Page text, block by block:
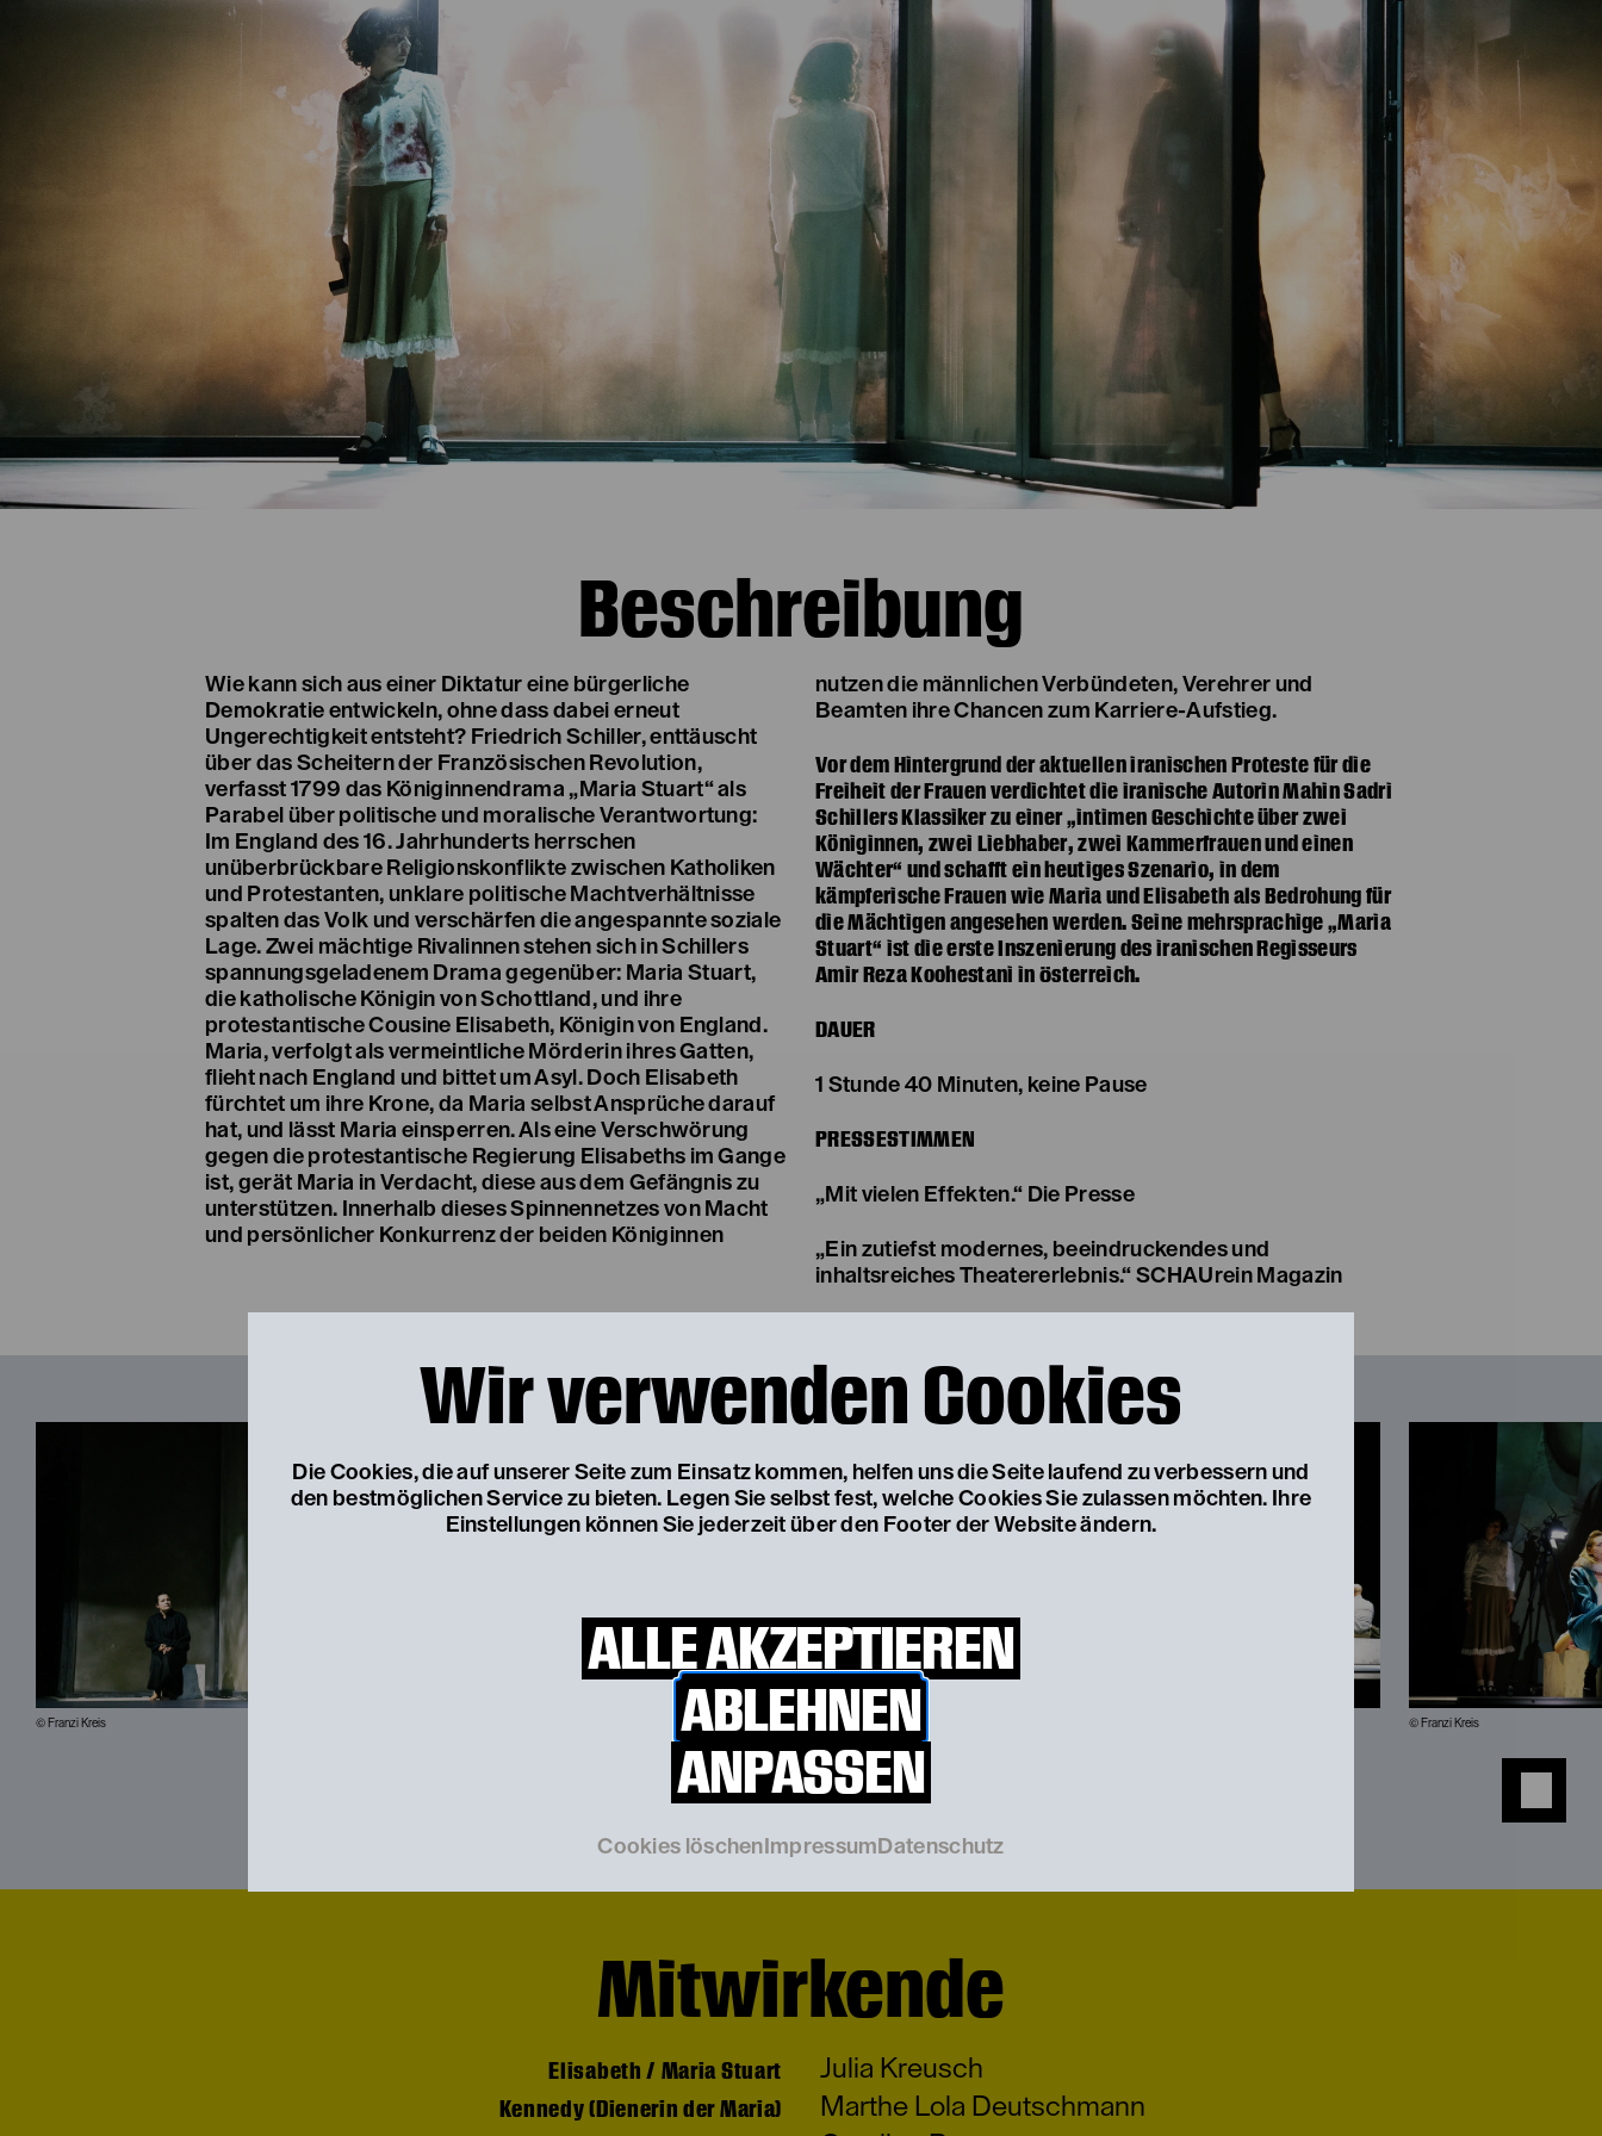
Wir verwenden Cookies
Die Cookies, die auf unserer Seite zum Einsatz kommen, helfen uns die Seite laufend zu verbessern und
den bestmöglichen Service zu bieten. Legen Sie selbst fest, welche Cookies Sie zulassen möchten. Ihre
Einstellungen können Sie jederzeit über den Footer der Website ändern.
ALLE AKZEPTIEREN
ABLEHNEN
ANPASSEN
Cookies löschen Impressum Datenschutz
Beschreibung
Wie kann sich aus einer Diktatur eine bürgerliche
Demokratie entwickeln, ohne dass dabei erneut
Ungerechtigkeit entsteht? Friedrich Schiller, enttäuscht
über das Scheitern der Französischen Revolution,
verfasst 1799 das Königinnendrama „Maria Stuart“ als
Parabel über politische und moralische Verantwortung:
Im England des 16. Jahrhunderts herrschen
unüberbrückbare Religionskonflikte zwischen Katholiken
und Protestanten, unklare politische Machtverhältnisse
spalten das Volk und verschärfen die angespannte soziale
Lage. Zwei mächtige Rivalinnen stehen sich in Schillers
spannungsgeladenem Drama gegenüber: Maria Stuart,
die katholische Königin von Schottland, und ihre
protestantische Cousine Elisabeth, Königin von England.
Maria, verfolgt als vermeintliche Mörderin ihres Gatten,
flieht nach England und bittet um Asyl. Doch Elisabeth
fürchtet um ihre Krone, da Maria selbst Ansprüche darauf
hat, und lässt Maria einsperren. Als eine Verschwörung
gegen die protestantische Regierung Elisabeths im Gange
ist, gerät Maria in Verdacht, diese aus dem Gefängnis zu
unterstützen. Innerhalb dieses Spinnennetzes von Macht
und persönlicher Konkurrenz der beiden Königinnen
nutzen die männlichen Verbündeten, Verehrer und
Beamten ihre Chancen zum Karriere-Aufstieg.
Vor dem Hintergrund der aktuellen iranischen Proteste für die
Freiheit der Frauen verdichtet die iranische Autorin Mahin Sadri
Schillers Klassiker zu einer „intimen Geschichte über zwei
Königinnen, zwei Liebhaber, zwei Kammerfrauen und einen
Wächter“ und schafft ein heutiges Szenario, in dem
kämpferische Frauen wie Maria und Elisabeth als Bedrohung für
die Mächtigen angesehen werden. Seine mehrsprachige „Maria
Stuart“ ist die erste Inszenierung des iranischen Regisseurs
Amir Reza Koohestani in Österreich.
DAUER
1 Stunde 40 Minuten, keine Pause
PRESSESTIMMEN
„Mit vielen Effekten.“ Die Presse
„Ein zutiefst modernes, beeindruckendes und
inhaltsreiches Theatererlebnis.“ SCHAUrein Magazin
© Franzi Kreis © Franzi Kreis
Mitwirkende
Elisabeth / Maria Stuart
Julia Kreusch
Kennedy (Dienerin der Maria)
Marthe Lola Deutschmann